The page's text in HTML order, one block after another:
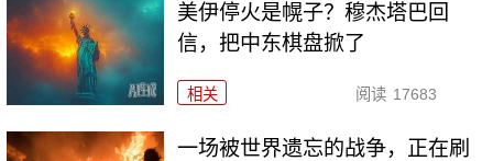
美伊停火是幌子？穆杰塔巴回
信，把中东棋盘掀了
相关 阅读 17683
一场被世界遗忘的战争，正在刷